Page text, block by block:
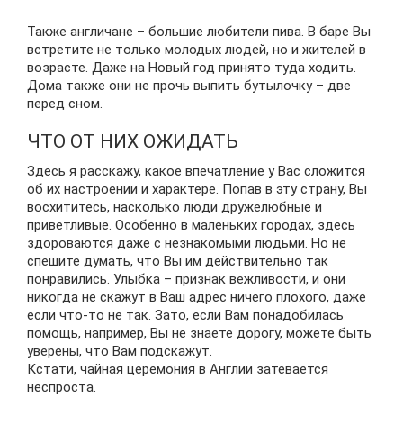
Также англичане – большие любители пива. В баре Вы
встретите не только молодых людей, но и жителей в
возрасте. Даже на Новый год принято туда ходить.
Дома также они не прочь выпить бутылочку – две
перед сном.
ЧТО ОТ НИХ ОЖИДАТЬ
Здесь я расскажу, какое впечатление у Вас сложится
об их настроении и характере. Попав в эту страну, Вы
восхититесь, насколько люди дружелюбные и
приветливые. Особенно в маленьких городах, здесь
здороваются даже с незнакомыми людьми. Но не
спешите думать, что Вы им действительно так
понравились. Улыбка – признак вежливости, и они
никогда не скажут в Ваш адрес ничего плохого, даже
если что-то не так. Зато, если Вам понадобилась
помощь, например, Вы не знаете дорогу, можете быть
уверены, что Вам подскажут.
Кстати, чайная церемония в Англии затевается
неспроста.